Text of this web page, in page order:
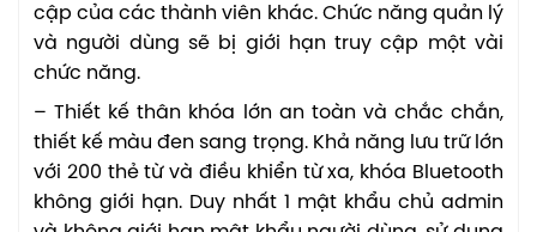
cập của các thành viên khác. Chức năng quản lý
và người dùng sẽ bị giới hạn truy cập một vài
chức năng.
– Thiết kế thân khóa lớn an toàn và chắc chắn,
thiết kế màu đen sang trọng. Khả năng lưu trữ lớn
với 200 thẻ từ và điều khiển từ xa, khóa Bluetooth
không giới hạn. Duy nhất 1 mật khẩu chủ admin